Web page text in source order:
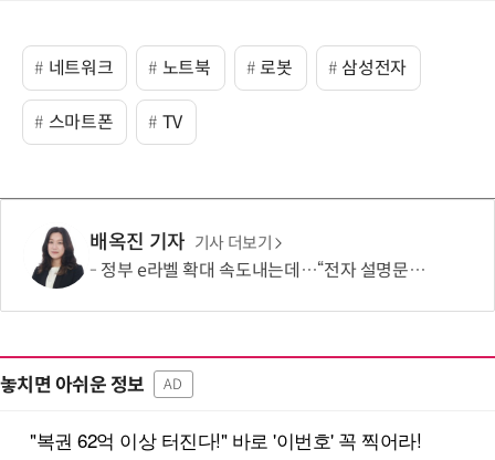
네트워크 노트북 로봇 삼성전자
스마트폰 TV
배옥진 기자 기사 더보기
정부 e라벨 확대 속도내는데…“전자 설명문, 종이보다 불편”
놓치면 아쉬운 정보 AD